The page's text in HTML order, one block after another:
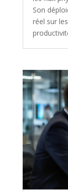
Son
réel sur